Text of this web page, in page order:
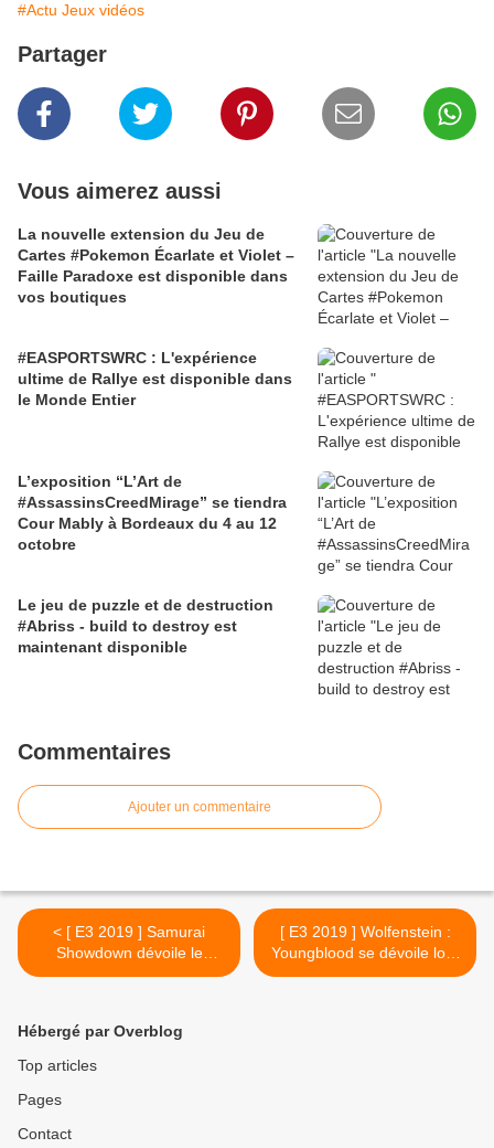
#Actu Jeux vidéos
Partager
Vous aimerez aussi
La nouvelle extension du Jeu de
Cartes #Pokemon Écarlate et Violet –
Faille Paradoxe est disponible dans
vos boutiques
#EASPORTSWRC : L'expérience
ultime de Rallye est disponible dans
le Monde Entier
L’exposition “L’Art de
#AssassinsCreedMirage” se tiendra
Cour Mably à Bordeaux du 4 au 12
octobre
Le jeu de puzzle et de destruction
#Abriss - build to destroy est
maintenant disponible
Commentaires
Ajouter un commentaire
< [ E3 2019 ] Samurai
Showdown dévoile le
premier personnage du
[ E3 2019 ] Wolfenstein :
Youngblood se dévoile lors
de l'E3 >
Hébergé par Overblog
Top articles
Pages
Contact